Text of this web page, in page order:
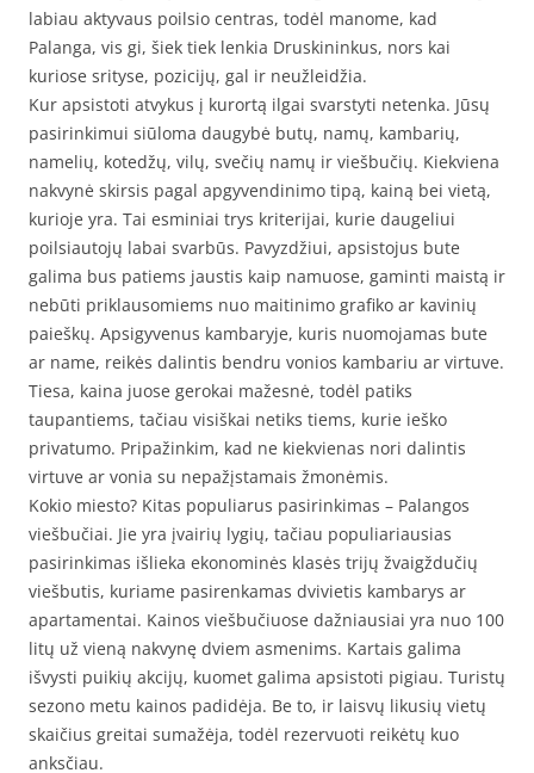
labiau aktyvaus poilsio centras, todėl manome, kad
Palanga, vis gi, šiek tiek lenkia Druskininkus, nors kai
kuriose srityse, pozicijų, gal ir neužleidžia.
Kur apsistoti atvykus į kurortą ilgai svarstyti netenka. Jūsų
pasirinkimui siūloma daugybė butų, namų, kambarių,
namelių, kotedžų, vilų, svečių namų ir viešbučių. Kiekviena
nakvynė skirsis pagal apgyvendinimo tipą, kainą bei vietą,
kurioje yra. Tai esminiai trys kriterijai, kurie daugeliui
poilsiautojų labai svarbūs. Pavyzdžiui, apsistojus bute
galima bus patiems jaustis kaip namuose, gaminti maistą ir
nebūti priklausomiems nuo maitinimo grafiko ar kavinių
paieškų. Apsigyvenus kambaryje, kuris nuomojamas bute
ar name, reikės dalintis bendru vonios kambariu ar virtuve.
Tiesa, kaina juose gerokai mažesnė, todėl patiks
taupantiems, tačiau visiškai netiks tiems, kurie ieško
privatumo. Pripažinkim, kad ne kiekvienas nori dalintis
virtuve ar vonia su nepažįstamais žmonėmis.
Kokio miesto? Kitas populiarus pasirinkimas – Palangos
viešbučiai. Jie yra įvairių lygių, tačiau populiariausias
pasirinkimas išlieka ekonominės klasės trijų žvaigždučių
viešbutis, kuriame pasirenkamas dvivietis kambarys ar
apartamentai. Kainos viešbučiuose dažniausiai yra nuo 100
litų už vieną nakvynę dviem asmenims. Kartais galima
išvysti puikių akcijų, kuomet galima apsistoti pigiau. Turistų
sezono metu kainos padidėja. Be to, ir laisvų likusių vietų
skaičius greitai sumažėja, todėl rezervuoti reikėtų kuo
anksčiau.